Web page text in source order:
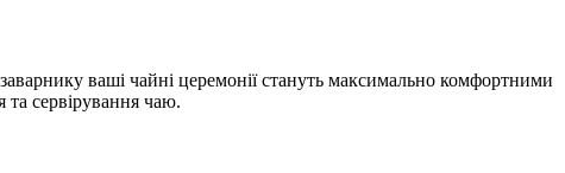
ваші чайні церемонії стануть максимально комфортними
сервірування чаю.